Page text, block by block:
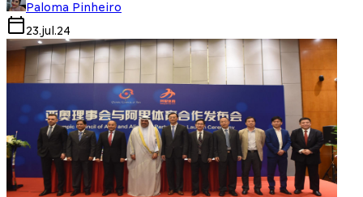
Paloma Pinheiro
23.jul.24